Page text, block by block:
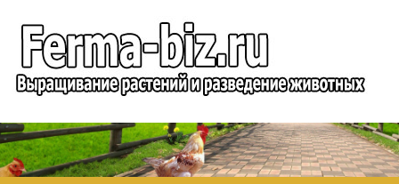
содержимому